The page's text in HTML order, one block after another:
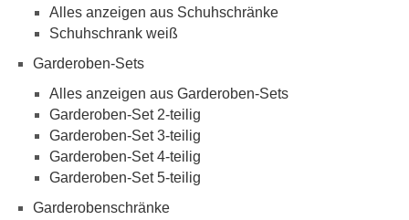
Alles anzeigen aus Schuhschränke
Schuhschrank weiß
Garderoben-Sets
Alles anzeigen aus Garderoben-Sets
Garderoben-Set 2-teilig
Garderoben-Set 3-teilig
Garderoben-Set 4-teilig
Garderoben-Set 5-teilig
Garderobenschränke